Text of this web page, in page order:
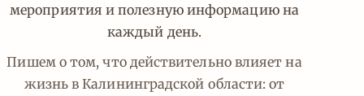
мероприятия и полезную информацию на
каждый день.
Пишем о том, что действительно влияет на
жизнь в Калининградской области: от